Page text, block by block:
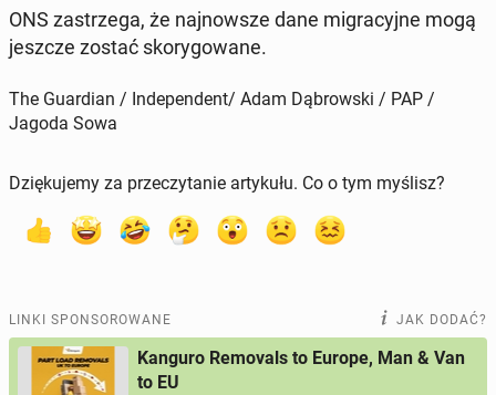
ONS za­strze­ga, że naj­now­sze dane mi­gra­cyj­ne mogą
jeszcze zostać sko­ry­go­wa­ne.
The Guardian / Independent/ Adam Dąbrowski / PAP /
Jagoda Sowa
Dziękujemy za przeczytanie artykułu. Co o tym myślisz?
LINKI SPONSOROWANE JAK DODAĆ?
Kanguro Removals to Europe, Man & Van
to EU